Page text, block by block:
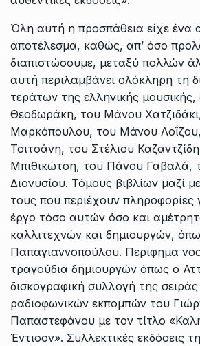
Όλη αυτή η προσπάθεια είχε ένα
αποτέλεσμα, καθώς, απ’ όσο
διαπιστώσουμε, μεταξύ πολλών
αυτή περιλαμβάνει ολόκληρη τη
τεράτων της ελληνικής
Θεοδωράκη, του Μάνου
Μαρκόπουλου, του Μάνου
Τσιτσάνη, του Στέλιου
Μπιθικώτση, του Πάνου Γαβαλά,
Διονυσίου. Τόμους βιβλίων μαζί
τους που περιέχουν πληροφορίες
έργο τόσο αυτών όσο και
καλλιτεχνών και δημιουργών,
Παπαγιαννοπούλου. Περίφημα
τραγούδια δημιουργών όπως ο
δισκογραφική συλλογή της
ραδιοφωνικών εκπομπών του
Παπαστεφάνου με τον τίτλο
Έντισον». Συλλεκτικές εκδόσεις